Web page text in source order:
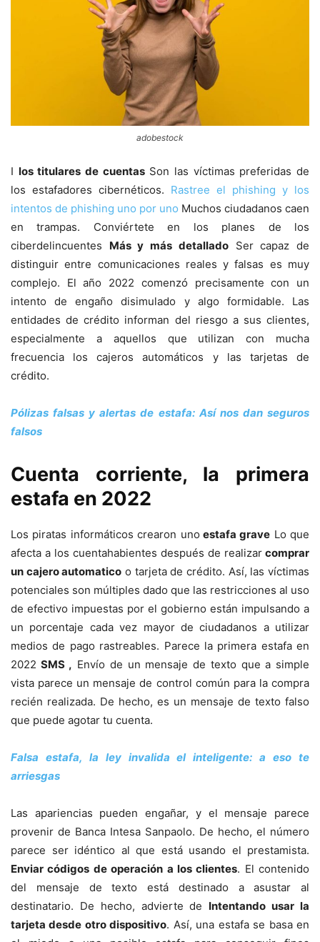
adobestock
I los titulares de cuentasSon las víctimas preferidas de
los estafadores cibernéticos. Rastree el phishing y los
intentos de phishing uno por uno Muchos ciudadanos caen
en trampas. Conviértete en los planes de los
ciberdelincuentes Más y más detalladoSer capaz de
distinguir entre comunicaciones reales y falsas es muy
complejo. El año 2022 comenzó precisamente con un
intento de engaño disimulado y algo formidable. Las
entidades de crédito informan del riesgo a sus clientes,
especialmente a aquellos que utilizan con mucha
frecuencia los cajeros automáticos y las tarjetas de
crédito.
Pólizas falsas y alertas de estafa: Así nos dan seguros
falsos
Cuenta corriente, la primera
estafa en 2022
Los piratas informáticos crearon uno estafa grave Lo que
afecta a los cuentahabientes después de realizar comprar
un cajero automatico o tarjeta de crédito. Así, las víctimas
potenciales son múltiples dado que las restricciones al uso
de efectivo impuestas por el gobierno están impulsando a
un porcentaje cada vez mayor de ciudadanos a utilizar
medios de pago rastreables. Parece la primera estafa en
2022 SMS , Envío de un mensaje de texto que a simple
vista parece un mensaje de control común para la compra
recién realizada. De hecho, es un mensaje de texto falso
que puede agotar tu cuenta.
Falsa estafa, la ley invalida el inteligente: a eso te
arriesgas
Las apariencias pueden engañar, y el mensaje parece
provenir de Banca Intesa Sanpaolo. De hecho, el número
parece ser idéntico al que está usando el prestamista.
Enviar códigos de operación a los clientes. El contenido
del mensaje de texto está destinado a asustar al
destinatario. De hecho, advierte de Intentando usar la
tarjeta desde otro dispositivo. Así, una estafa se basa en